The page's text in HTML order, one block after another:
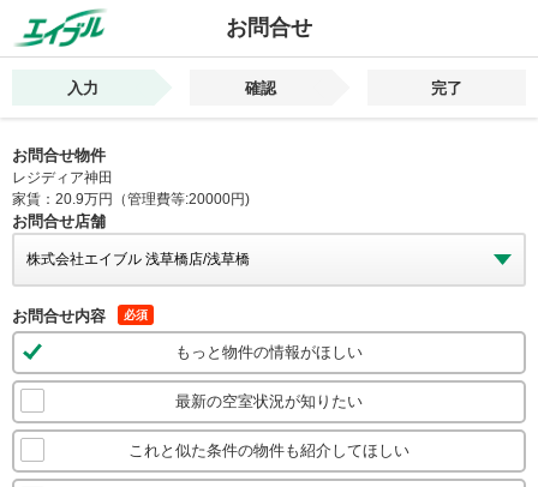
お問合せ
入力 確認 完了
お問合せ物件
レジディア神田
家賃：20.9万円（管理費等:20000円)
お問合せ店舗
お問合せ内容 必須
もっと物件の情報がほしい
最新の空室状況が知りたい
これと似た条件の物件も紹介してほしい